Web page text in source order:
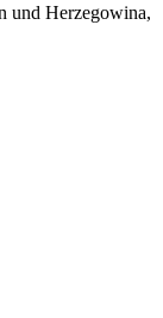
und Herzegowina,